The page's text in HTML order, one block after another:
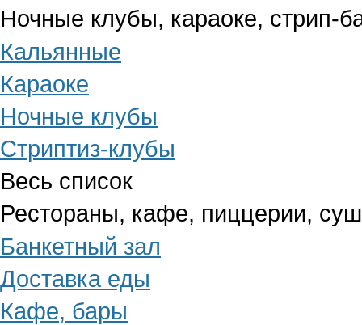
Ночные клубы, караоке, стрип-
Кальянные
Караоке
Ночные клубы
Стриптиз-клубы
Весь список
Рестораны, кафе, пиццерии,
Банкетный зал
Доставка еды
Кафе, бары